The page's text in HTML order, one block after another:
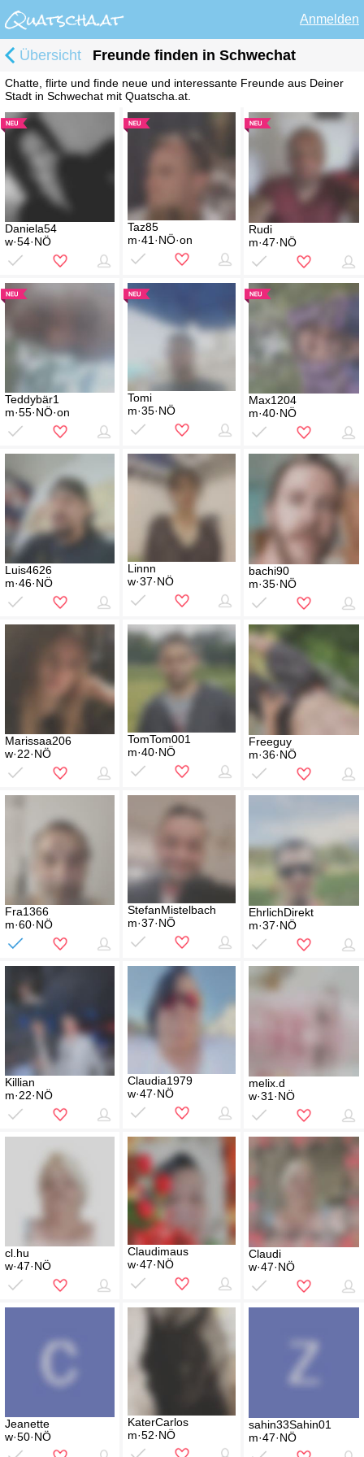
Anmelden
Übersicht Freunde finden in Schwechat
Chatte, flirte und finde neue und interessante Freunde aus Deiner
Stadt in Schwechat mit Quatscha.at.
Daniela54
w·54·NÖ
Taz85
m·41·NÖ·on
Rudi
m·47·NÖ
Teddybär1
m·55·NÖ·on
Tomi
m·35·NÖ
Max1204
m·40·NÖ
Luis4626
m·46·NÖ
Linnn
w·37·NÖ
bachi90
m·35·NÖ
Marissaa206
w·22·NÖ
TomTom001
m·40·NÖ
Freeguy
m·36·NÖ
Fra1366
m·60·NÖ
StefanMistelbach
m·37·NÖ
EhrlichDirekt
m·37·NÖ
Killian
m·22·NÖ
Claudia1979
w·47·NÖ
melix.d
w·31·NÖ
cl.hu
w·47·NÖ
Claudimaus
w·47·NÖ
Claudi
w·47·NÖ
Jeanette
w·50·NÖ
KaterCarlos
m·52·NÖ
sahin33Sahin01
m·47·NÖ